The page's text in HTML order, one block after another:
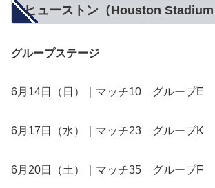
ヒューストン（Houston Stadium
グループステージ
6月14日（日）｜マッチ10 グループE
6月17日（水）｜マッチ23 グループK
6月20日（土）｜マッチ35 グループF